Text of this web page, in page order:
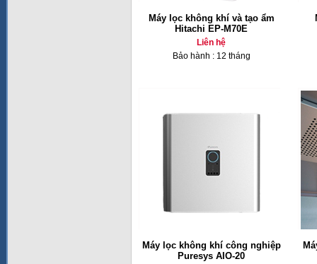
Máy lọc không khí và tạo ẩm
Hitachi EP-M70E
Liên hệ
Bảo hành : 12 tháng
Máy lọc không khí công nghiệp
Puresys AIO-20